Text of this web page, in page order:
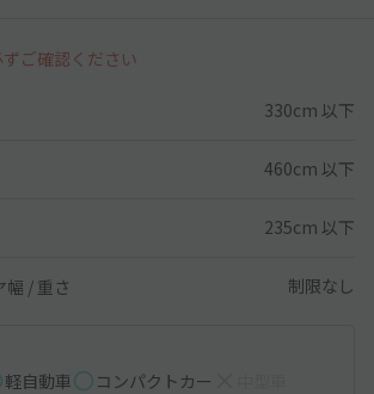
ご確認ください
330cm 以下
460cm 以下
235cm 以下
幅 / 重さ 制限なし
軽自動車 コンパクトカー